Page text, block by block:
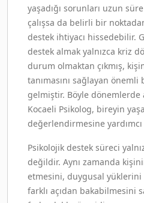
yaşadığı sorunları uzun
çalışsa da belirli bir
destek ihtiyacı hissedebilir.
destek almak yalnızca kriz
durum olmaktan çıkmış,
tanımasını sağlayan
gelmiştir. Böyle dönemlerde
Kocaeli Psikolog, bireyin
değerlendirmesine
Psikolojik destek süreci
değildir. Aynı zamanda
etmesini, duygusal yüklerini
farklı açıdan bakabilmesini